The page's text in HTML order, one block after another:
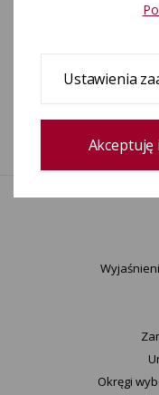
Okręgi
Ustawienia
Akceptuję